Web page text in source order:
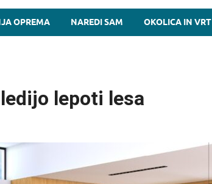
OPREMA NAREDI SAM OKOLICA IN VRT
lepoti lesa